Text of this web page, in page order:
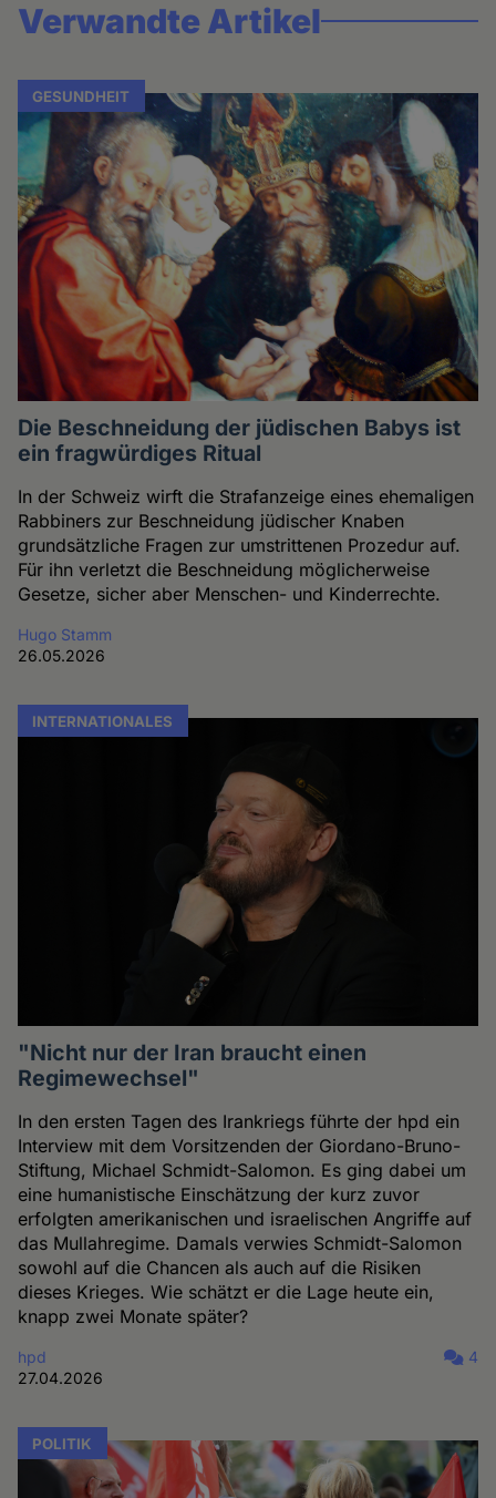
Verwandte Artikel
GESUNDHEIT
Die Beschneidung der jüdischen Babys ist
ein fragwürdiges Ritual
In der Schweiz wirft die Strafanzeige eines ehemaligen
Rabbiners zur Beschneidung jüdischer Knaben
grundsätzliche Fragen zur umstrittenen Prozedur auf.
Für ihn verletzt die Beschneidung möglicherweise
Gesetze, sicher aber Menschen- und Kinderrechte.
Hugo Stamm
26.05.2026
INTERNATIONALES
"Nicht nur der Iran braucht einen
Regimewechsel"
In den ersten Tagen des Irankriegs führte der hpd ein
Interview mit dem Vorsitzenden der Giordano-Bruno-
Stiftung, Michael Schmidt-Salomon. Es ging dabei um
eine humanistische Einschätzung der kurz zuvor
erfolgten amerikanischen und israelischen Angriffe auf
das Mullahregime. Damals verwies Schmidt-Salomon
sowohl auf die Chancen als auch auf die Risiken
dieses Krieges. Wie schätzt er die Lage heute ein,
knapp zwei Monate später?
hpd
27.04.2026
4
POLITIK